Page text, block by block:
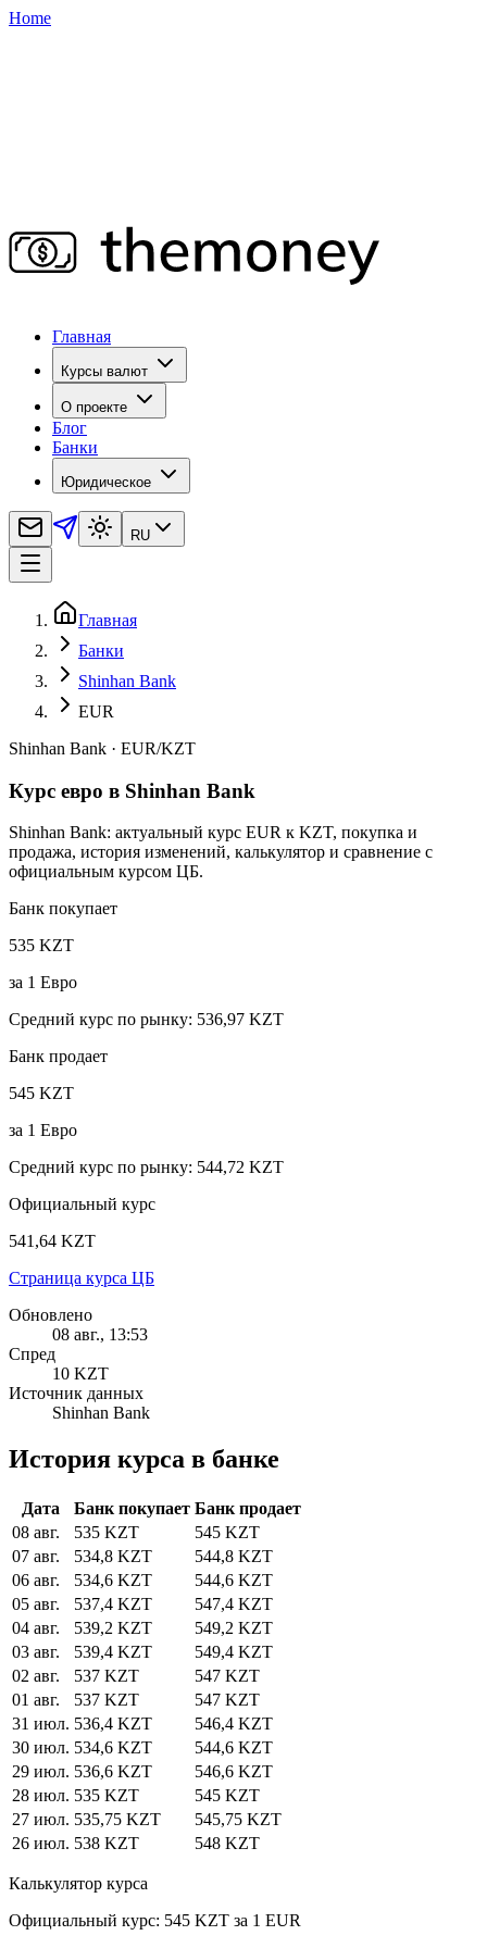
Home
Главная
Курсы валют
О проекте
Блог
Банки
Юридическое
RU
Главная
Банки
Shinhan Bank
EUR
Shinhan Bank · EUR/KZT
Курс евро в Shinhan Bank
Shinhan Bank: актуальный курс EUR к KZT, покупка и
продажа, история изменений, калькулятор и сравнение с
официальным курсом ЦБ.
Банк покупает
535 KZT
за 1 Евро
Средний курс по рынку: 536,97 KZT
Банк продает
545 KZT
за 1 Евро
Средний курс по рынку: 544,72 KZT
Официальный курс
541,64 KZT
Страница курса ЦБ
Обновлено
08 авг., 13:53
Спред
10 KZT
Источник данных
Shinhan Bank
История курса в банке
Дата Банк покупает Банк продает
08 авг.
535 KZT
545 KZT
07 авг.
534,8 KZT
544,8 KZT
06 авг.
534,6 KZT
544,6 KZT
05 авг.
537,4 KZT
547,4 KZT
04 авг.
539,2 KZT
549,2 KZT
03 авг.
539,4 KZT
549,4 KZT
02 авг.
537 KZT
547 KZT
01 авг.
537 KZT
547 KZT
31 июл. 536,4 KZT
546,4 KZT
30 июл. 534,6 KZT
544,6 KZT
29 июл. 536,6 KZT
546,6 KZT
28 июл. 535 KZT
545 KZT
27 июл. 535,75 KZT
545,75 KZT
26 июл. 538 KZT 548 KZT
Калькулятор курса
Официальный курс: 545 KZT за 1 EUR